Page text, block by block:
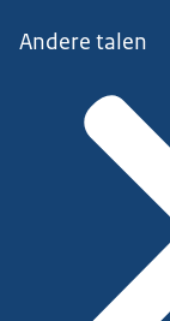
Andere talen